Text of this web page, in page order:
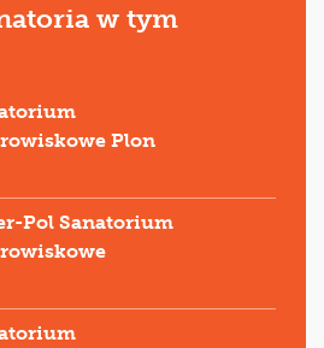
w tym
Plon
Pol Sanatorium